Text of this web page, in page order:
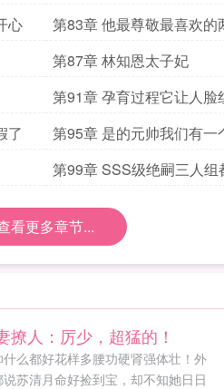
心
第83章 他最尊敬最喜欢的
贝
第87章 林知恩太子妃
第91章 孕育过程它让人脸
了 第95章 是的元帅我们有一
第99章 SSS级绝嗣三人组
看更多章节...
撩人：厉少，超猛的！
什么都好花样多腰功硬肾强体壮！外
说苏清月命好捡到宝，却不知她日日